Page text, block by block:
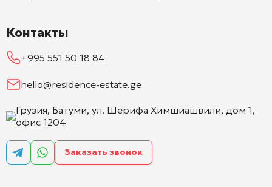
Контакты
+995 551 50 18 84
hello@residence-estate.ge
Грузия, Батуми, ул. Шерифа Химшиашвили, дом 1,
офис 1204
Заказать звонок